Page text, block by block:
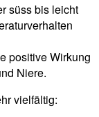
süss bis leicht
positive Wirkung
Niere.
vielfältig: